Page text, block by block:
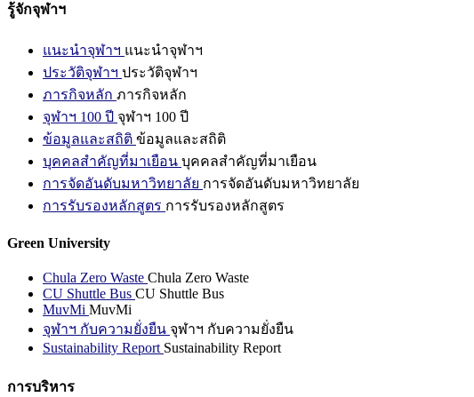
รู้จักจุฬาฯ
แนะนำจุฬาฯ แนะนำจุฬาฯ
ประวัติจุฬาฯ ประวัติจุฬาฯ
ภารกิจหลัก ภารกิจหลัก
จุฬาฯ 100 ปี จุฬาฯ 100 ปี
ข้อมูลและสถิติ ข้อมูลและสถิติ
บุคคลสำคัญที่มาเยือน บุคคลสำคัญที่มาเยือน
การจัดอันดับมหาวิทยาลัย การจัดอันดับมหาวิทยาลัย
การรับรองหลักสูตร การรับรองหลักสูตร
Green University
Chula Zero Waste Chula Zero Waste
CU Shuttle Bus CU Shuttle Bus
MuvMi MuvMi
จุฬาฯ กับความยั่งยืน จุฬาฯ กับความยั่งยืน
Sustainability Report Sustainability Report
การบริหาร